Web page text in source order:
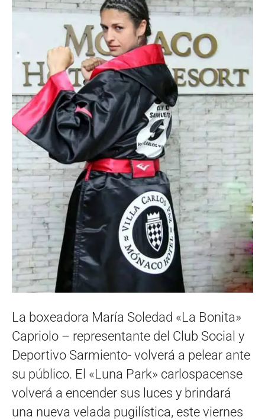
La boxeadora María Soledad «La Bonita»
Capriolo – representante del Club Social y
Deportivo Sarmiento- volverá a pelear ante
su público. El «Luna Park» carlospacense
volverá a encender sus luces y brindará
una nueva velada pugilística, este viernes